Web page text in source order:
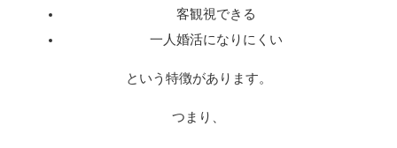
客観視できる
一人婚活になりにくい
という特徴があります。
つまり、